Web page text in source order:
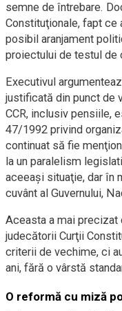
semne de întrebare.
Constituţionale, fapt ce
posibil aranjament
proiectului de testul de
Executivul
justificată din punct de
CCR, inclusiv pensiile,
47/1992 privind
continuat să fie
la un paralelism
aceeaşi situaţie, dar în
cuvânt al Guvernului,
Aceasta a mai
judecătorii Curţii
criterii de vechime, ci
ani, fără o vârstă
O reformă cu miză